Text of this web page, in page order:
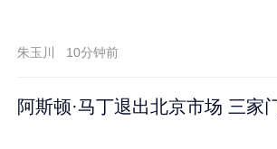
朱玉川 10分钟前
阿斯顿·马丁退出北京市场 三家